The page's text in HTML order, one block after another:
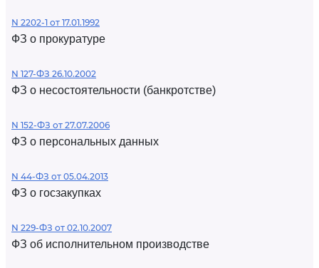
N 2202-1 от 17.01.1992
ФЗ о прокуратуре
N 127-ФЗ 26.10.2002
ФЗ о несостоятельности (банкротстве)
N 152-ФЗ от 27.07.2006
ФЗ о персональных данных
N 44-ФЗ от 05.04.2013
ФЗ о госзакупках
N 229-ФЗ от 02.10.2007
ФЗ об исполнительном производстве